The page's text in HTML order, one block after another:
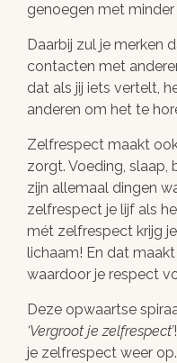
genoegen met
Daarbij zul je merken
contacten met
dat als jij iets vertelt,
anderen om het te
Zelfrespect maakt
zorgt. Voeding, slaap,
zijn allemaal dingen
zelfrespect je lijf als
mét zelfrespect krijg
lichaam! En dat
waardoor je respect
Deze opwaartse
Vergroot je zelfrespect
je zelfrespect weer op.